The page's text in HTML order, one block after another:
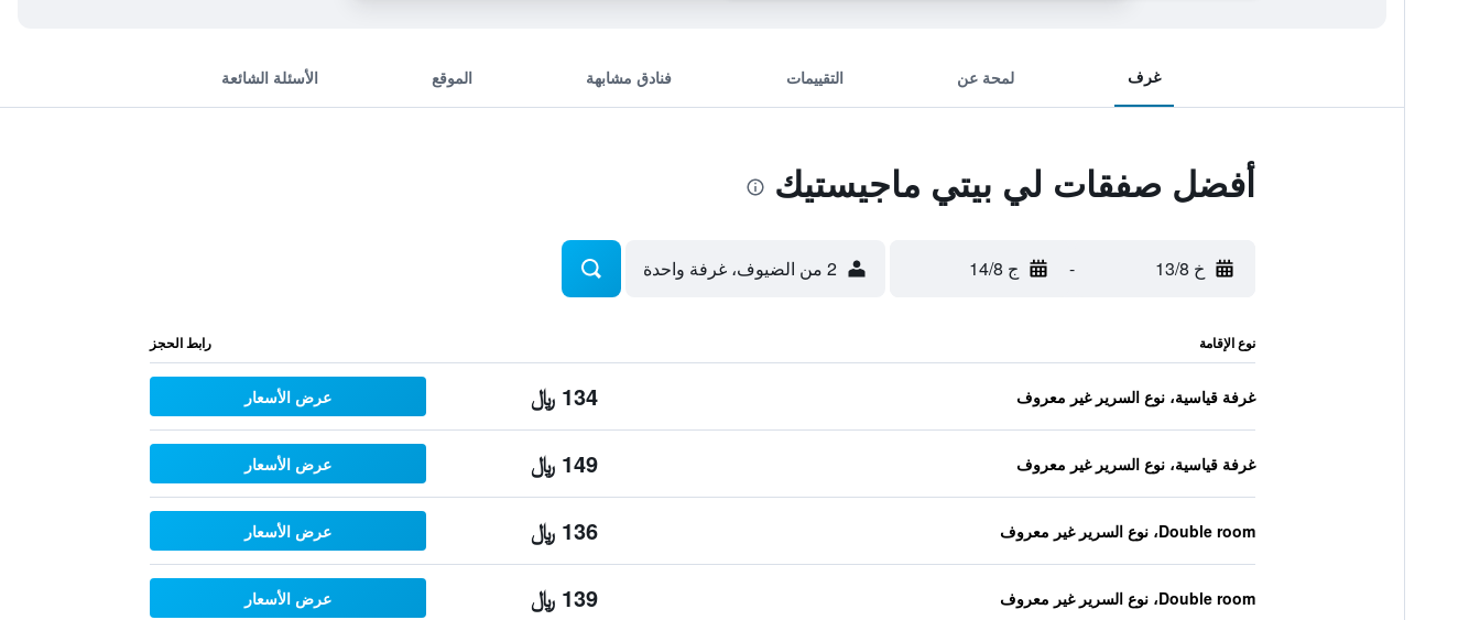
غرف لمحة عن التقييمات فنادق مشابهة الموقع الأسئلة الشائعة
أفضل صفقات لي بيتي ماجيستيك
خ 13/8 - ج 14/8 2 من الضيوف، غرفة واحدة
نوع الإقامة رابط الحجز
غرفة قياسية، نوع السرير غير معروف 134 ﷼ عرض الأسعار
غرفة قياسية، نوع السرير غير معروف 149 ﷼ عرض الأسعار
Double room، نوع السرير غير معروف 136 ﷼ عرض الأسعار
Double room، نوع السرير غير معروف 139 ﷼ عرض الأسعار